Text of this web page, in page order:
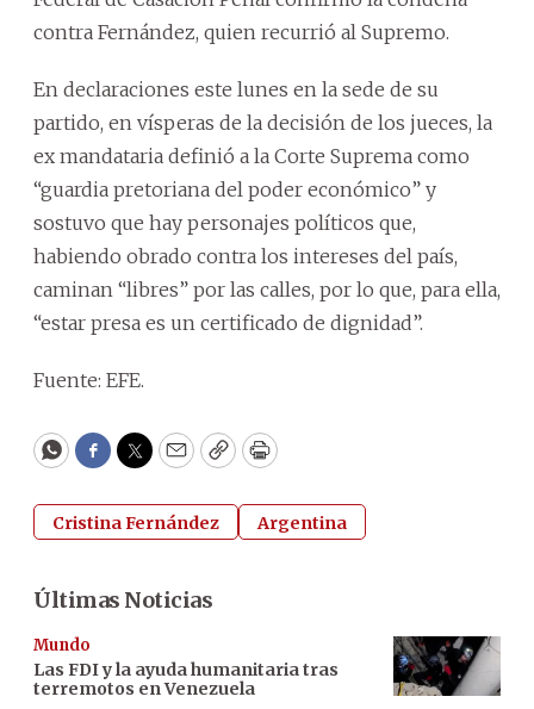
contra Fernández, quien recurrió al Supremo.
En declaraciones este lunes en la sede de su
partido, en vísperas de la decisión de los jueces, la
ex mandataria definió a la Corte Suprema como
“guardia pretoriana del poder económico” y
sostuvo que hay personajes políticos que,
habiendo obrado contra los intereses del país,
caminan “libres” por las calles, por lo que, para ella,
“estar presa es un certificado de dignidad”.
Fuente: EFE.
WhatsApp
Facebook
Twitter
EmailCopyPrint
Cristina Fernández Argentina
Últimas Noticias
Mundo
Las FDI y la ayuda humanitaria tras
terremotos en Venezuela